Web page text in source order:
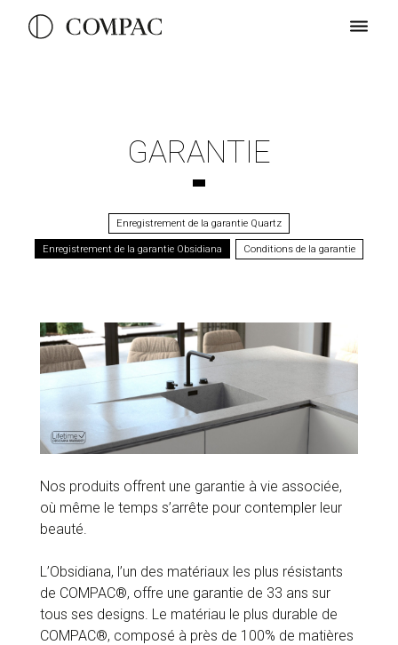
GARANTIE
Enregistrement de la garantie Quartz
Enregistrement de la garantie Obsidiana Conditions de la garantie
Nos produits offrent une garantie à vie associée,
où même le temps s’arrête pour contempler leur
beauté.
L’Obsidiana, l’un des matériaux les plus résistants
de COMPAC®, offre une garantie de 33 ans sur
tous ses designs. Le matériau le plus durable de
COMPAC®, composé à près de 100% de matières